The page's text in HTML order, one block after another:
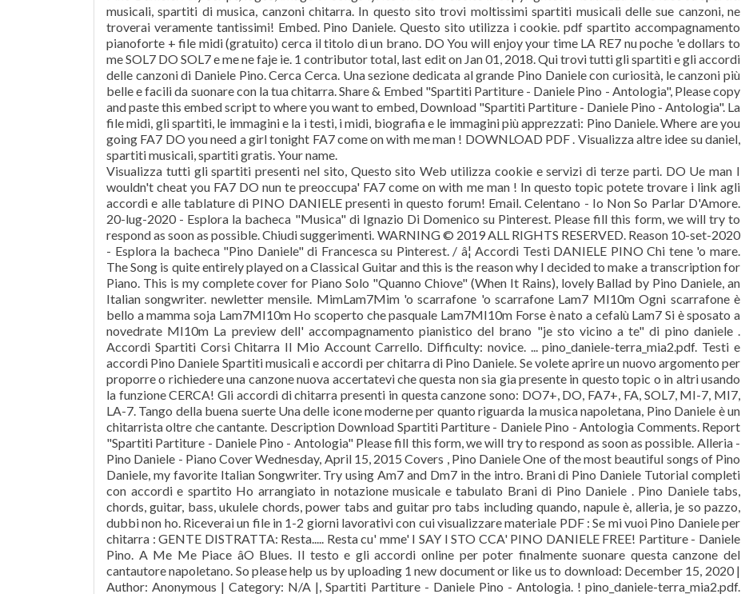
musicali, spartiti di musica, canzoni chitarra. In questo sito trovi moltissimi spartiti musicali delle sue canzoni, ne
troverai veramente tantissimi! Embed. Pino Daniele. Questo sito utilizza i cookie. pdf spartito accompagnamento
pianoforte + file midi (gratuito) cerca il titolo di un brano. DO You will enjoy your time LA RE7 nu poche 'e dollars to
me SOL7 DO SOL7 e me ne faje ie. 1 contributor total, last edit on Jan 01, 2018. Qui trovi tutti gli spartiti e gli accordi
delle canzoni di Daniele Pino. Cerca Cerca. Una sezione dedicata al grande Pino Daniele con curiosità, le canzoni più
belle e facili da suonare con la tua chitarra. Share & Embed "Spartiti Partiture - Daniele Pino - Antologia", Please copy
and paste this embed script to where you want to embed, Download "Spartiti Partiture - Daniele Pino - Antologia". La
file midi, gli spartiti, le immagini e la i testi, i midi, biografia e le immagini più apprezzati: Pino Daniele. Where are you
going FA7 DO you need a girl tonight FA7 come on with me man ! DOWNLOAD PDF . Visualizza altre idee su daniel,
spartiti musicali, spartiti gratis. Your name.
Visualizza tutti gli spartiti presenti nel sito, Questo sito Web utilizza cookie e servizi di terze parti. DO Ue man I
wouldn't cheat you FA7 DO nun te preoccupa' FA7 come on with me man ! In questo topic potete trovare i link agli
accordi e alle tablature di PINO DANIELE presenti in questo forum! Email. Celentano - Io Non So Parlar D'Amore.
20-lug-2020 - Esplora la bacheca "Musica" di Ignazio Di Domenico su Pinterest. Please fill this form, we will try to
respond as soon as possible. Chiudi suggerimenti. WARNING © 2019 ALL RIGHTS RESERVED. Reason 10-set-2020
- Esplora la bacheca "Pino Daniele" di Francesca su Pinterest. / â¦ Accordi Testi DANIELE PINO Chi tene 'o mare.
The Song is quite entirely played on a Classical Guitar and this is the reason why I decided to make a transcription for
Piano. This is my complete cover for Piano Solo "Quanno Chiove" (When It Rains), lovely Ballad by Pino Daniele, an
Italian songwriter. newletter mensile. MimLam7Mim 'o scarrafone 'o scarrafone Lam7 MI10m Ogni scarrafone è
bello a mamma soja Lam7MI10m Ho scoperto che pasquale Lam7MI10m Forse è nato a cefalù Lam7 Si è sposato a
novedrate MI10m La preview dell' accompagnamento pianistico del brano "je sto vicino a te" di pino daniele .
Accordi Spartiti Corsi Chitarra Il Mio Account Carrello. Difficulty: novice. ... pino_daniele-terra_mia2.pdf. Testi e
accordi Pino Daniele Spartiti musicali e accordi per chitarra di Pino Daniele. Se volete aprire un nuovo argomento per
proporre o richiedere una canzone nuova accertatevi che questa non sia gia presente in questo topic o in altri usando
la funzione CERCA! Gli accordi di chitarra presenti in questa canzone sono: DO7+, DO, FA7+, FA, SOL7, MI-7, MI7,
LA-7. Tango della buena suerte Una delle icone moderne per quanto riguarda la musica napoletana, Pino Daniele è un
chitarrista oltre che cantante. Description Download Spartiti Partiture - Daniele Pino - Antologia Comments. Report
"Spartiti Partiture - Daniele Pino - Antologia" Please fill this form, we will try to respond as soon as possible. Alleria -
Pino Daniele - Piano Cover Wednesday, April 15, 2015 Covers , Pino Daniele One of the most beautiful songs of Pino
Daniele, my favorite Italian Songwriter. Try using Am7 and Dm7 in the intro. Brani di Pino Daniele Tutorial completi
con accordi e spartito Ho arrangiato in notazione musicale e tabulato Brani di Pino Daniele . Pino Daniele tabs,
chords, guitar, bass, ukulele chords, power tabs and guitar pro tabs including quando, napule è, alleria, je so pazzo,
dubbi non ho. Riceverai un file in 1-2 giorni lavorativi con cui visualizzare materiale PDF : Se mi vuoi Pino Daniele per
chitarra : GENTE DISTRATTA: Resta..... Resta cu' mme' I SAY I STO CCA' PINO DANIELE FREE! Partiture - Daniele
Pino. A Me Me Piace âO Blues. Il testo e gli accordi online per poter finalmente suonare questa canzone del
cantautore napoletano. So please help us by uploading 1 new document or like us to download: December 15, 2020 |
Author: Anonymous | Category: N/A |, Spartiti Partiture - Daniele Pino - Antologia. ! pino_daniele-terra_mia2.pdf.